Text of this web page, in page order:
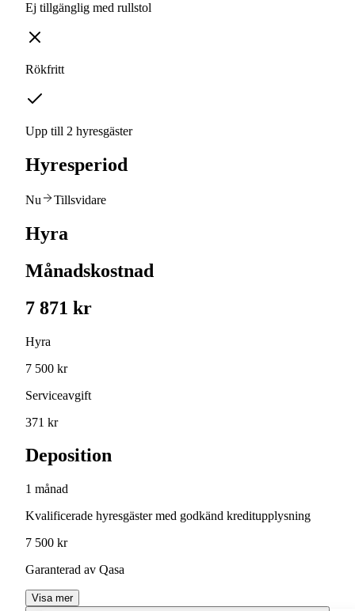
Ej tillgänglig med rullstol
Rökfritt
Upp till 2 hyresgäster
Hyresperiod
Nu Tillsvidare
Hyra
Månadskostnad
7 871 kr
Hyra
7 500 kr
Serviceavgift
371 kr
Deposition
1 månad
Kvalificerade hyresgäster med godkänd kreditupplysning
7 500 kr
Garanterad av Qasa
Visa mer